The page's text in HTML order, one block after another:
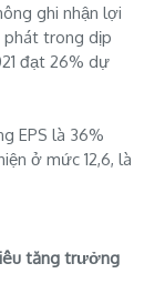
ghi nhận lợi
phát trong dịp
đạt 26% dự
EPS là 36%
ở mức 12,6, là
tăng trưởng